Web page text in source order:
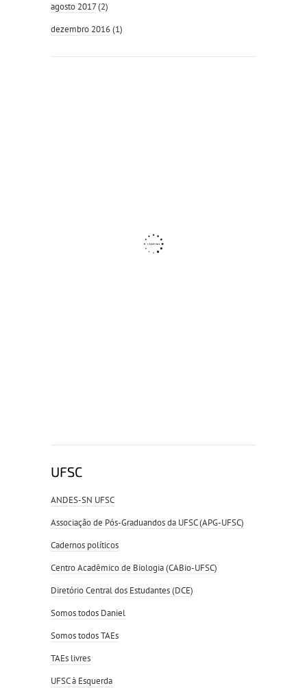
agosto 2017(2)
dezembro 2016(1)
UFSC
ANDES-SN UFSC
Associação de Pós-Graduandos da UFSC (APG-UFSC)
Cadernos políticos
Centro Acadêmico de Biologia (CABio-UFSC)
Diretório Central dos Estudantes (DCE)
Somos todos Daniel
Somos todos TAEs
TAEs livres
UFSC à Esquerda